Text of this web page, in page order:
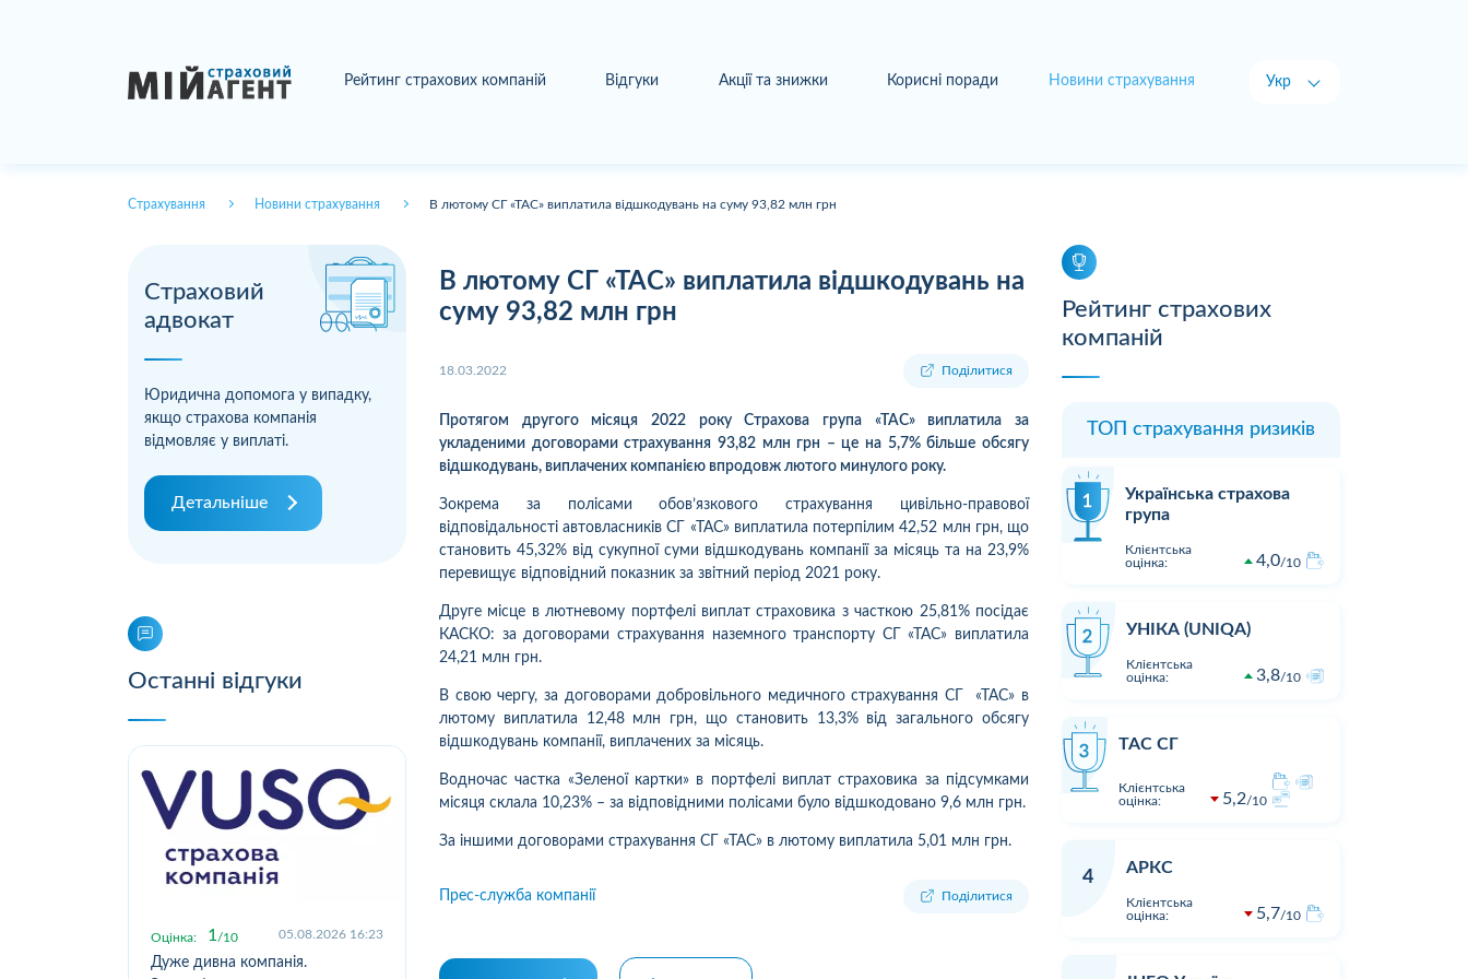
Рейтинг страхових компаній Відгуки Акції та знижки Корисні поради Новини страхування Укр
Страхування Новини страхування В лютому СГ «ТАС» виплатила відшкодувань на суму 93,82 млн грн
Страховий
адвокат
Юридична допомога у випадку,
якщо страхова компанія
відмовляє у виплаті.
Детальніше
Останні відгуки
Оцінка: 1 10 05.08.2026 16:23
Дуже дивна компанія.
Виплата по страховому випадку
В лютому СГ «ТАС» виплатила відшкодувань на
суму 93,82 млн грн
18.03.2022 Поділитися
Протягом другого місяця 2022 року Страхова група «ТАС» виплатила за
укладеними договорами страхування 93,82 млн грн – це на 5,7% більше обсягу
відшкодувань, виплачених компанією впродовж лютого минулого року.
Зокрема за полісами обов’язкового страхування цивільно-правової
відповідальності автовласників СГ «ТАС» виплатила потерпілим 42,52 млн грн, що
становить 45,32% від сукупної суми відшкодувань компанії за місяць та на 23,9%
перевищує відповідний показник за звітний період 2021 року.
Друге місце в лютневому портфелі виплат страховика з часткою 25,81% посідає
КАСКО: за договорами страхування наземного транспорту СГ «ТАС» виплатила
24,21 млн грн.
В свою чергу, за договорами добровільного медичного страхування СГ «ТАС» в
лютому виплатила 12,48 млн грн, що становить 13,3% від загального обсягу
відшкодувань компанії, виплачених за місяць.
Водночас частка «Зеленої картки» в портфелі виплат страховика за підсумками
місяця склала 10,23% – за відповідними полісами було відшкодовано 9,6 млн грн.
За іншими договорами страхування СГ «ТАС» в лютому виплатила 5,01 млн грн.
Прес-служба компанії Поділитися
Рейтинг страхових
компаній
ТОП страхування ризиків
Українська страхова
група
Клієнтська
оцінка:
4,0 10
УНІКА (UNIQA)
Клієнтська
оцінка:
3,8 10
ТАС СГ
Клієнтська
оцінка:
5,2 10
4
АРКС
Клієнтська
оцінка:
5,7 10